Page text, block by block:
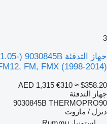
3
FM, FMX (1998-2014)
AED 1,315 €310 ≈ $358.20
جهاز التدفئة
9030845B THERMOPRO90
ديزل / مازوت